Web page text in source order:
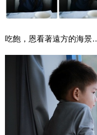
吃飽，恩看著遠方的海景